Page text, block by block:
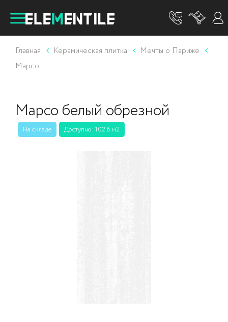
Главная Керамическая плитка
Мечты о Париже
Марсо
Марсо белый обрезной
На складе Доступно: 102.6 м2